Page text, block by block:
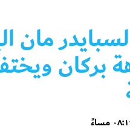
بركان